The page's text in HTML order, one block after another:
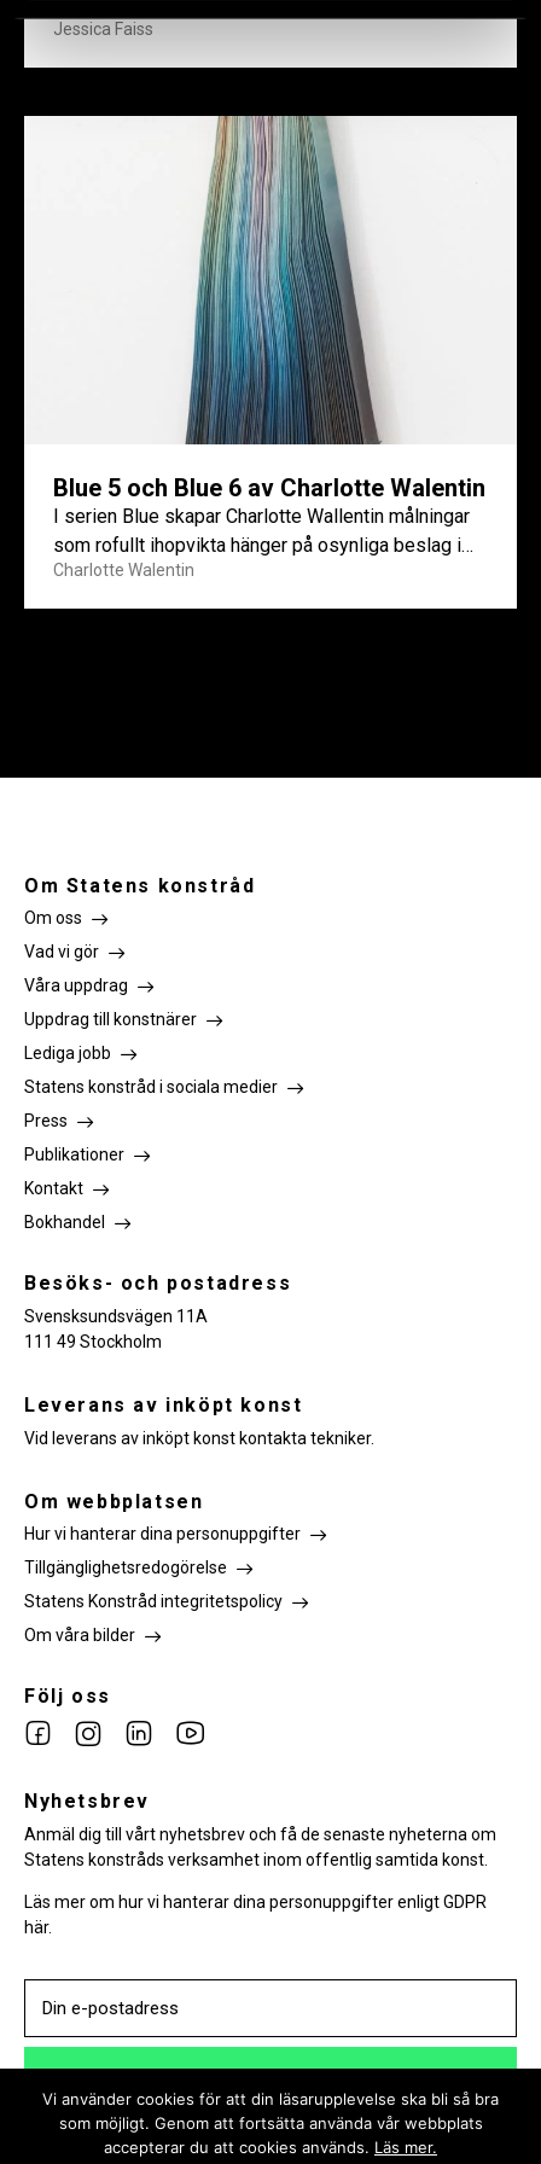
och utan...
Jessica Faiss
Blue 5 och Blue 6 av Charlotte Walentin
I serien Blue skapar Charlotte Wallentin målningar
som rofullt ihopvikta hänger på osynliga beslag i
väggen. Blue 5...
Charlotte Walentin
Om Statens konstråd
Om oss
Vad vi gör
Våra uppdrag
Uppdrag till konstnärer
Lediga jobb
Statens konstråd i sociala medier
Press
Publikationer
Kontakt
Bokhandel
Besöks- och postadress
Svensksundsvägen 11A
111 49 Stockholm
Leverans av inköpt konst
Vid leverans av inköpt konst kontakta tekniker.
Om webbplatsen
Hur vi hanterar dina personuppgifter
Tillgänglighetsredogörelse
Statens Konstråd integritetspolicy
Om våra bilder
Följ oss
facebookinstagramLinkedin
Nyhetsbrev
Anmäl dig till vårt nyhetsbrev och få de senaste nyheterna om
Statens konstråds verksamhet inom offentlig samtida konst.
Läs mer om hur vi hanterar dina personuppgifter enligt GDPR
här.
Vi använder cookies för att din läsarupplevelse ska bli så bra
som möjligt. Genom att fortsätta använda vår webbplats
accepterar du att cookies används. Läs mer.